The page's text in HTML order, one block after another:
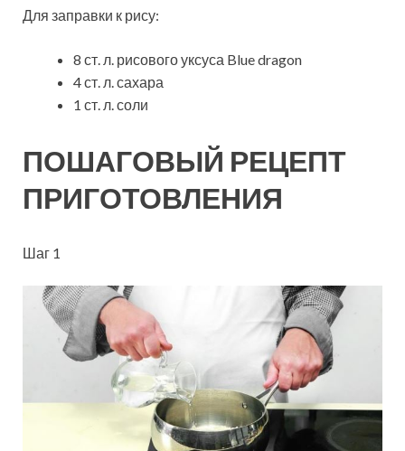
Для заправки к рису:
8 ст. л. рисового уксуса Blue dragon
4 ст. л. сахара
1 ст. л. соли
ПОШАГОВЫЙ РЕЦЕПТ
ПРИГОТОВЛЕНИЯ
Шаг 1